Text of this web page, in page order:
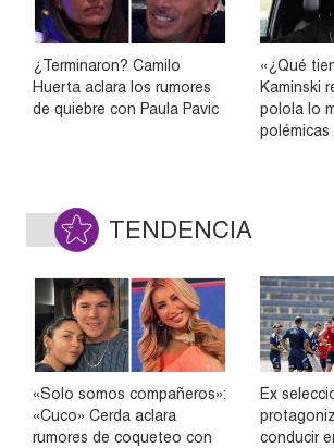
¿Terminaron? Camilo
Huerta aclara los rumores
de quiebre con Paula Pavic
«¿Qué
Kaminski
polola lo
polémicas
TENDENCIA
«Solo somos compañeros»:
«Cuco» Cerda aclara
rumores de coqueteo con
Ex
conducir